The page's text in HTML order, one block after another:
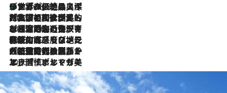
2026.8.8
リスボンの絶品スイーツ「パステル・デ・ナタ」とは？ポルトガル伝統の奥深い世界へ
2026.7.27
「私の祖国はポルトガル語です」国民的詩人フェルナンド・ペソアと、彼が愛した文学の街を歩く
2026.7.26
ポルトガル近海が育む極上の海の幸。キリリと冷えた白ワインと愉しむ、シーフード専門店の贅沢
2026.7.22
伝統の味をモダンに昇華。高感度な地元客が集う、リスボンの最旬ガストロノミー
2026.7.21
大航海時代の栄華から、震災、独裁、そして革命へ。ポルトガル・首都リスボンの石畳に刻まれた「歴史の光と影」
2026.7.13
エッセイ・ヤマザキマリ「慎ましくも美しき国 ポルトガル」